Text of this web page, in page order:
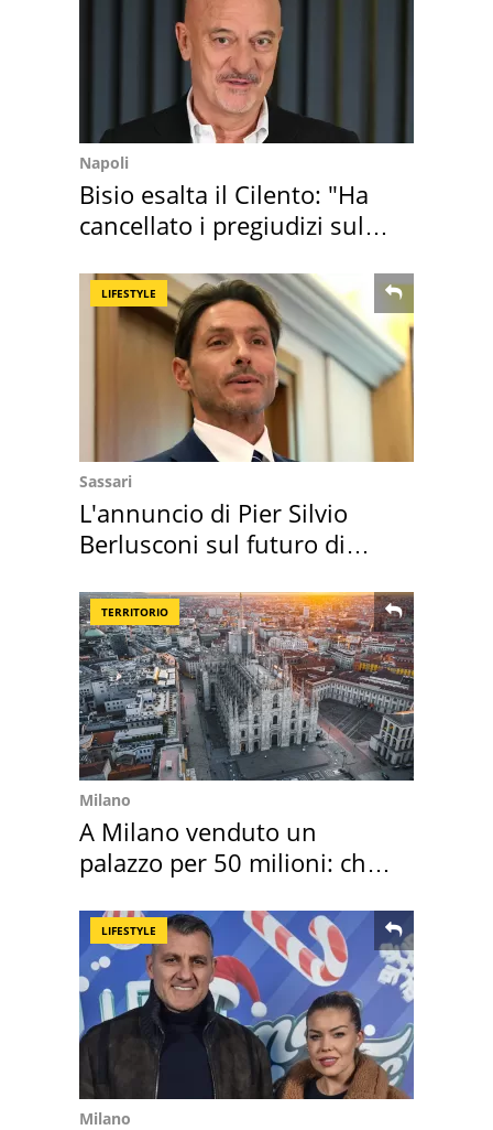
Napoli
Bisio esalta il Cilento: "Ha
cancellato i pregiudizi sul
LIFESTYLE
Sassari
L'annuncio di Pier Silvio
Berlusconi sul futuro di
TERRITORIO
Milano
A Milano venduto un
palazzo per 50 milioni: chi
LIFESTYLE
Milano